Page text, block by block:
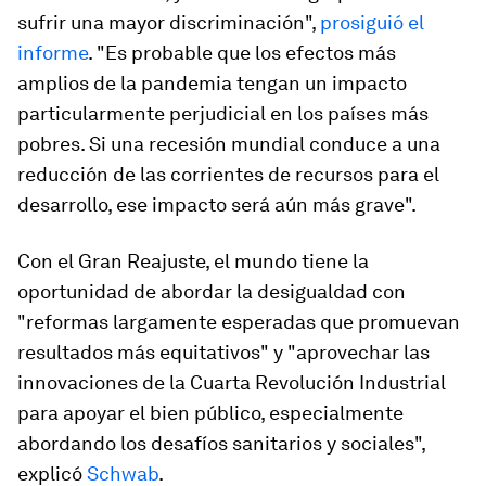
sufrir una mayor discriminación", prosiguió el
informe. "Es probable que los efectos más
amplios de la pandemia tengan un impacto
particularmente perjudicial en los países más
pobres. Si una recesión mundial conduce a una
reducción de las corrientes de recursos para el
desarrollo, ese impacto será aún más grave".
Con el Gran Reajuste, el mundo tiene la
oportunidad de abordar la desigualdad con
"reformas largamente esperadas que promuevan
resultados más equitativos" y "aprovechar las
innovaciones de la Cuarta Revolución Industrial
para apoyar el bien público, especialmente
abordando los desafíos sanitarios y sociales",
explicóSchwab.